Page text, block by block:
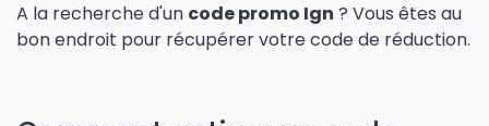
A la recherche d'un code promo Ign ? Vous êtes au
bon endroit pour récupérer votre code de réduction.